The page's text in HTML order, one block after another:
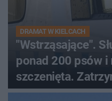
DRAMAT W KIELCACH
"Wstrząsające".
ponad 200 psów i
szczenięta.